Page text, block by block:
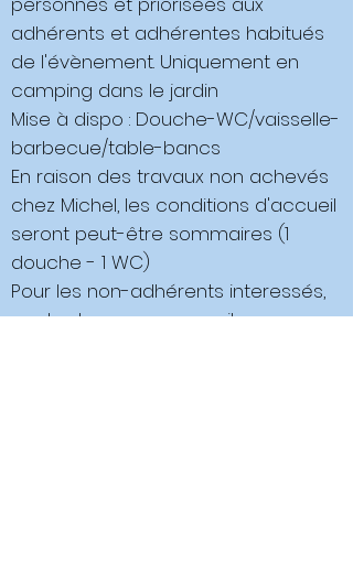
adhérents et adhérentes habitués
de l'évènement. Uniquement en
camping dans le jardin
Mise à dispo : Douche-WC/vaisselle-
barbecue/table-bancs
En raison des travaux non achevés
chez Michel, les conditions d'accueil
seront peut-être sommaires (1
douche - 1 WC)
Pour les non-adhérents interessés,
contactez nous par mail